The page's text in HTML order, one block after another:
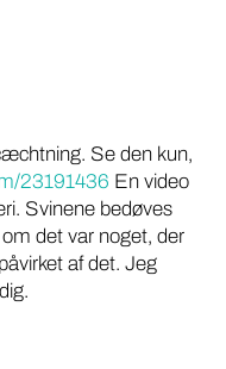
Se den kun,
23191436 En video
Svinene bedøves
det var noget, der
af det. Jeg